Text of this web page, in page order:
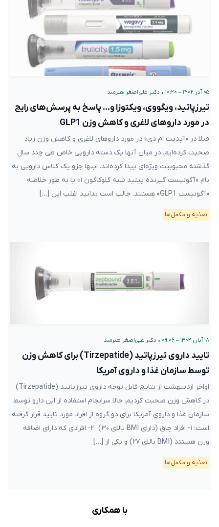
۰۵ آذر ۱۴۰۲ – ۱۰:۲۰ • دکتر علی‌اصغر هنرمند
تیرزپاتید، ویگووی، ویکتوزا و… پاسخ به پرسش‌های رایج
در مورد داروهای لاغری و کاهش وزن GLP1
قبلا در «آپدیت ام دی» در مورد داروهای لاغری و کاهش وزن زیاد
صحبت کرده‌ایم. در میان آنها یک دسته دارویی خاص طی چند سال
گذشته محبوبیت ویژه‌ای پیدا کرده‌اند. اینها جزو یک کلاس دارویی به
نام «آگونیست گیرنده پپتید شبه گلوکاگون ۱» یا به طور خلاصه
«آگونیست GLP1» هستند. جالب است بدانید اغلب این […]
تغذیه و مکمل‌ها
۱۸ آبان ۱۴۰۲ – ۰۹:۰۶ • دکتر علی‌اصغر هنرمند
تایید داروی تیرزپاتید (Tirzepatide) برای کاهش وزن
توسط سازمان غذا و داروی آمریکا
اواخر اردیبهشت از نتایج قابل توجه داروی تیرزپاتید (Tirzepatide)
در کاهش وزن صحبت کردیم. حالا سرانجام استفاده از این دارو توسط
سازمان غذا و داروی آمریکا برای دو گروه از افراد مورد تایید قرار گرفته
است: ۱- افراد چاق (دارای BMI بالای ۳۰) ۲- افرادی که دارای اضافه
وزن هستند (BMI بالای ۲۷) و یکی از […]
تغذیه و مکمل‌ها
با همکاری